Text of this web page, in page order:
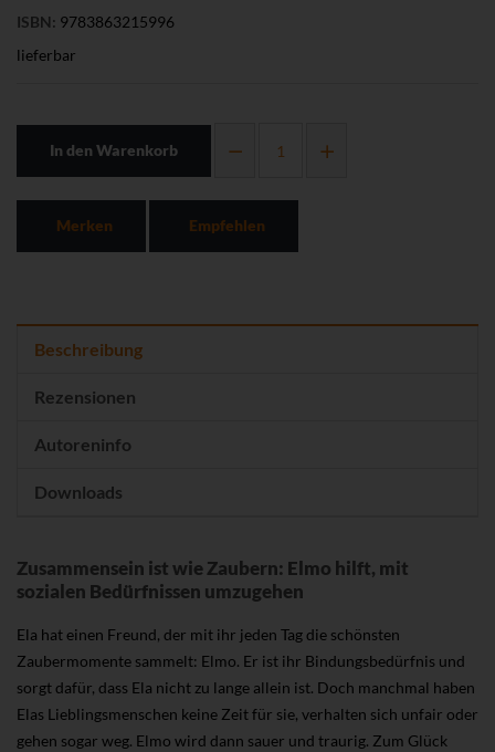
ISBN: 9783863215996
lieferbar
In den Warenkorb
Merken Empfehlen
Beschreibung
Rezensionen
Autoreninfo
Downloads
Zusammensein ist wie Zaubern: Elmo hilft, mit
sozialen Bedürfnissen umzugehen
Ela hat einen Freund, der mit ihr jeden Tag die schönsten
Zaubermomente sammelt: Elmo. Er ist ihr Bindungsbedürfnis und
sorgt dafür, dass Ela nicht zu lange allein ist. Doch manchmal haben
Elas Lieblingsmenschen keine Zeit für sie, verhalten sich unfair oder
gehen sogar weg. Elmo wird dann sauer und traurig. Zum Glück